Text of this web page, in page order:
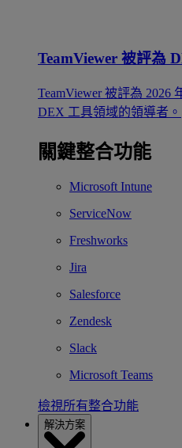
TeamViewer 被評為
TeamViewer 被評為 2026
DEX 工具領域的領導者。
關鍵整合功能
Microsoft Intune
ServiceNow
Freshworks
Jira
Salesforce
Zendesk
Slack
Microsoft Teams
檢視所有整合功能
解決方案